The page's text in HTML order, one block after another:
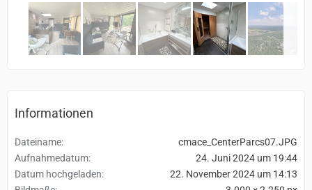
Informationen
Dateiname
cmace_CenterParcs07.JPG
Aufnahmedatum
24. Juni 2024 um 19:44
Datum hochgeladen
22. November 2024 um 14:13